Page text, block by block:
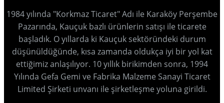
1984 yılında "Korkmaz Ticaret" Adı ile Karaköy Perşembe
Pazarında, Kauçuk bazlı ürünlerin satışı ile ticarete
başladık. O yıllarda ki Kauçuk sektöründeki durum
düşünüldüğünde, kısa zamanda oldukça iyi bir yol kat
ettiğimiz anlaşılıyor. 10 yıllık birikimden sonra, 1994
Yılında Gefa Gemi ve Fabrika Malzeme Sanayi Ticaret
Limited Şirketi unvanı ile şirketleşme yoluna girildi.